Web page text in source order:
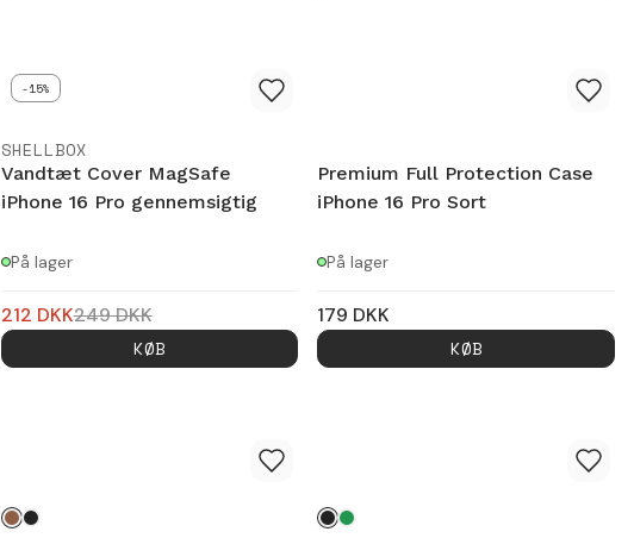
-15%
SHELLBOX
Vandtæt Cover MagSafe
iPhone 16 Pro gennemsigtig
På lager
212 DKK249DKK
KØB
Premium Full Protection Case
iPhone 16 Pro Sort
På lager
179 DKK
KØB